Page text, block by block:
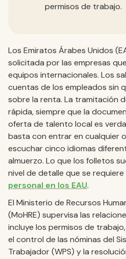
permisos de trabajo.
Los Emiratos Árabes Unidos
solicitada por las empresas
equipos internacionales. Los
cuentas de los empleados sin
sobre la renta. La tramitación
rápida, siempre que la
oferta de talento local es
basta con entrar en cualquier
escuchar cinco idiomas
almuerzo. Lo que los folletos
nivel de detalle que se
personal en los EAU.
El Ministerio de Recursos
(MoHRE) supervisa las
incluye los permisos de
el control de las nóminas del
Trabajador (WPS) y la